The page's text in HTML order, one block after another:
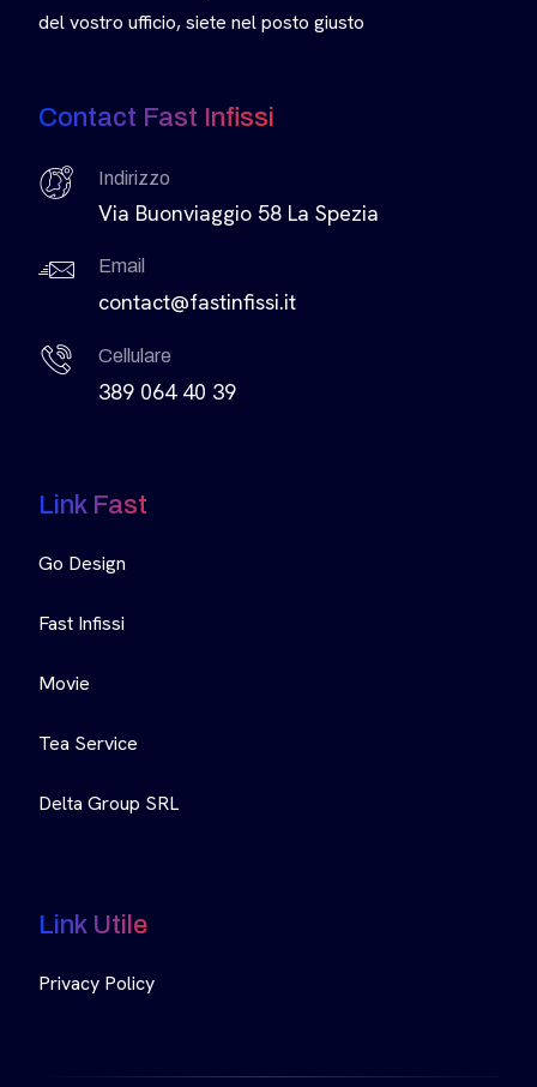
del vostro ufficio, siete nel posto giusto
Contact Fast Infissi
Indirizzo
Via Buonviaggio 58 La Spezia
Email
contact@fastinfissi.it
Cellulare
389 064 40 39
Link Fast
Go Design
Fast Infissi
Movie
Tea Service
Delta Group SRL
Link Utile
Privacy Policy